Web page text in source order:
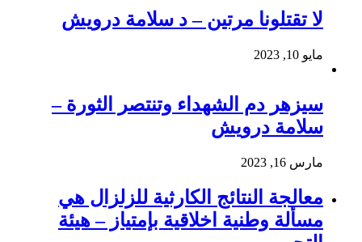
لا تقتلونا مرتين – د سلامة درويش
مايو 10, 2023
سيزهر دم الشهداء وتنتصر الثورة –
سلامة درويش
مارس 16, 2023
معالجة النتائج الكارثية للزلزال هي
مسألة وطنية اخلاقية بإمتياز – هيئة